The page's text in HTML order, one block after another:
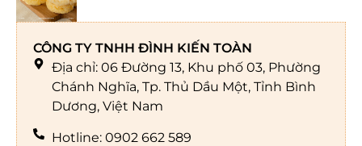
CÔNG TY TNHH ĐÌNH KIẾN TOÀN
Địa chỉ: 06 Đường 13, Khu phố 03, Phường
Chánh Nghĩa, Tp. Thủ Dầu Một, Tỉnh Bình
Dương, Việt Nam
Hotline: 0902 662 589